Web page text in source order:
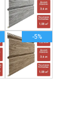
-5%